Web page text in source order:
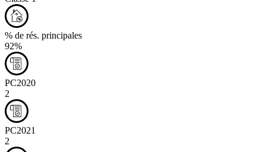
% de rés. principales
92%
PC2020
2
PC2021
2